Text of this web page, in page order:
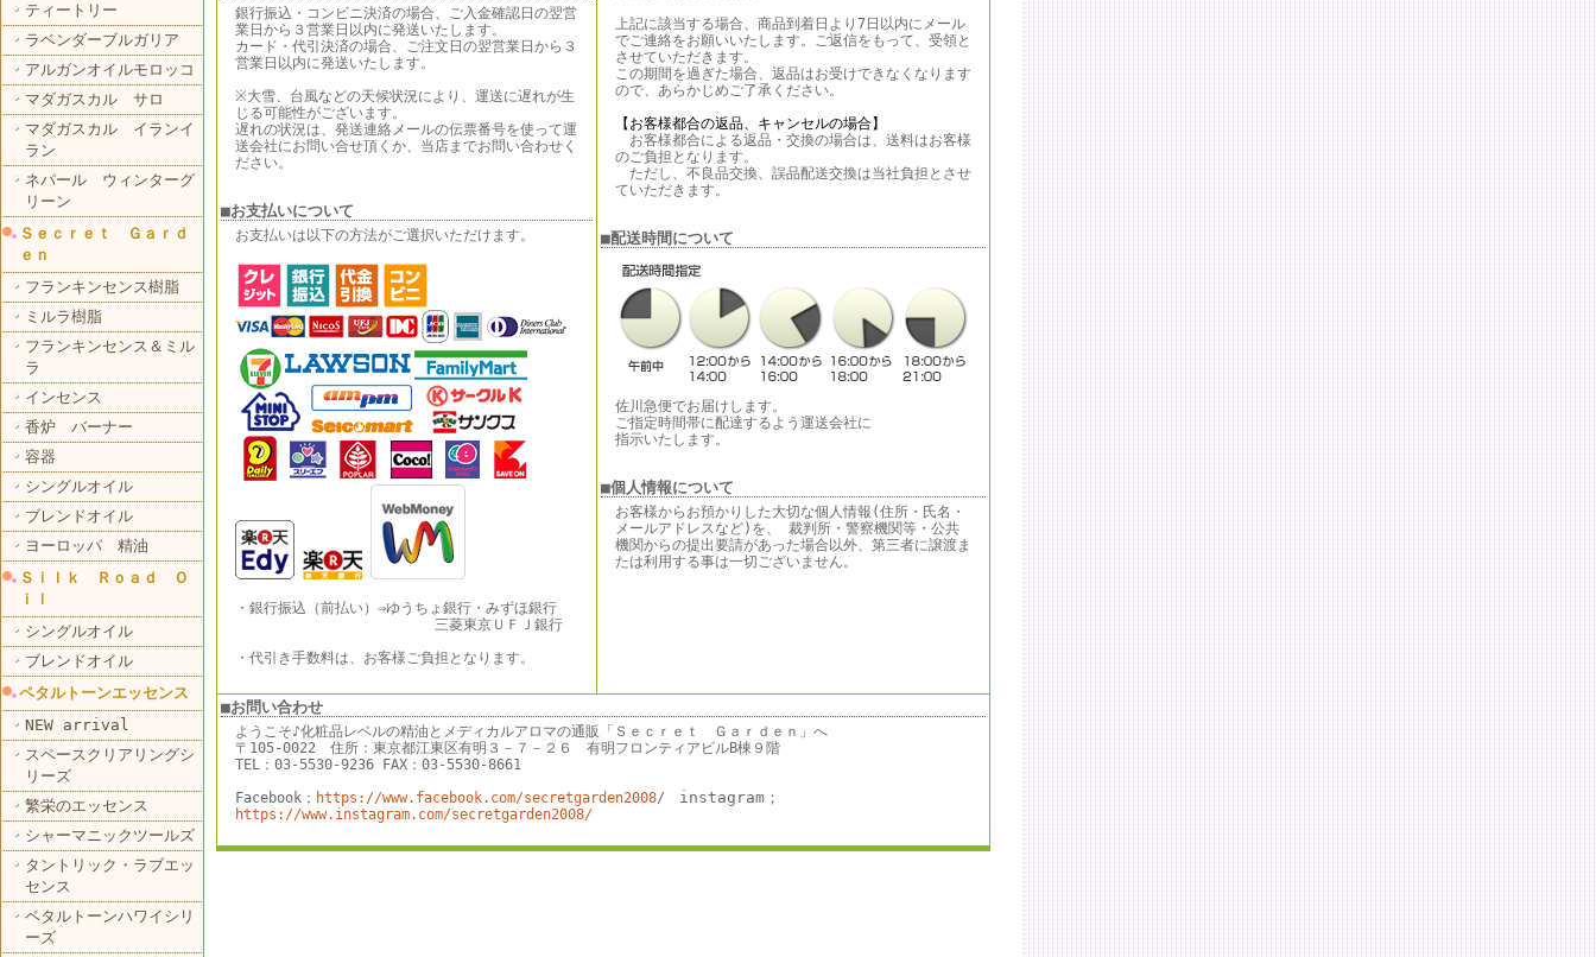
ティートリー
ラベンダーブルガリア
アルガンオイルモロッコ
マダガスカル サロ
マダガスカル イランイ
ラン
ネパール ウィンターグ
リーン
Ｓｅｃｒｅｔ Ｇａｒｄ
ｅｎ
フランキンセンス樹脂
ミルラ樹脂
フランキンセンス＆ミル
ラ
インセンス
香炉 バーナー
容器
シングルオイル
ブレンドオイル
ヨーロッパ 精油
Ｓｉｌｋ Ｒｏａｄ Ｏ
ｉｌ
シングルオイル
ブレンドオイル
ペタルトーンエッセンス
NEW arrival
スペースクリアリングシ
リーズ
繁栄のエッセンス
シャーマニックツールズ
タントリック・ラブエッ
センス
ペタルトーンハワイシリ
ーズ
銀行振込・コンビニ決済の場合、ご入金確認日の翌営
業日から３営業日以内に発送いたします。
カード・代引決済の場合、ご注文日の翌営業日から３
営業日以内に発送いたします。
※大雪、台風などの天候状況により、運送に遅れが生
じる可能性がございます。
遅れの状況は、発送連絡メールの伝票番号を使って運
送会社にお問い合せ頂くか、当店までお問い合わせく
ださい。
■お支払いについて
お支払いは以下の方法がご選択いただけます。
・銀行振込（前払い）⇒ゆうちょ銀行・みずほ銀行
三菱東京ＵＦＪ銀行
・代引き手数料は、お客様ご負担となります。
上記に該当する場合、商品到着日より7日以内にメール
でご連絡をお願いいたします。ご返信をもって、受領と
させていただきます。
この期間を過ぎた場合、返品はお受けできなくなります
ので、あらかじめご了承ください。
【お客様都合の返品、キャンセルの場合】
お客様都合による返品・交換の場合は、送料はお客様
のご負担となります。
ただし、不良品交換、誤品配送交換は当社負担とさせ
ていただきます。
■配送時間について
佐川急便でお届けします。
ご指定時間帯に配達するよう運送会社に
指示いたします。
■個人情報について
お客様からお預かりした大切な個人情報(住所・氏名・
メールアドレスなど)を、 裁判所・警察機関等・公共
機関からの提出要請があった場合以外、第三者に譲渡ま
たは利用する事は一切ございません。
■お問い合わせ
ようこそ♪化粧品レベルの精油とメディカルアロマの通販「Ｓｅｃｒｅｔ Ｇａｒｄｅｎ」へ
〒105-0022 住所：東京都江東区有明３－７－２６ 有明フロンティアビルB棟９階
TEL：03-5530-9236 FAX：03-5530-8661
Facebook； https://www.facebook.com/secretgarden2008/ instagram；
https://www.instagram.com/secretgarden2008/